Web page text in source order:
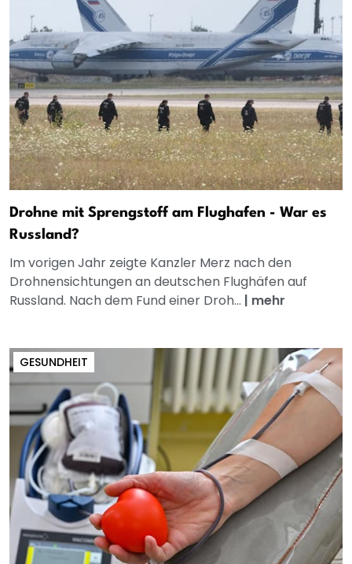
Drohne mit Sprengstoff am Flughafen - War es
Russland?
Im vorigen Jahr zeigte Kanzler Merz nach den
Drohnensichtungen an deutschen Flughäfen auf
Russland. Nach dem Fund einer Droh... | mehr
GESUNDHEIT